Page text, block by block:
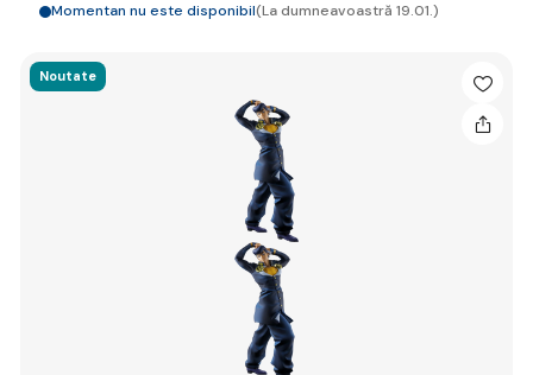
Momentan nu este disponibil(La dumneavoastră 19.01.)
Noutate